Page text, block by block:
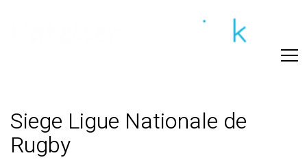
Siege Ligue Nationale de
Rugby